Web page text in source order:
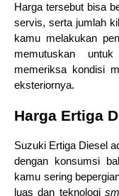
Harga tersebut bisa
servis, serta jumlah
kamu melakukan
memutuskan
memeriksa kondisi
eksteriornya.
Harga Ertiga
Suzuki Ertiga Diesel
dengan konsumsi
kamu sering
luas dan teknologi